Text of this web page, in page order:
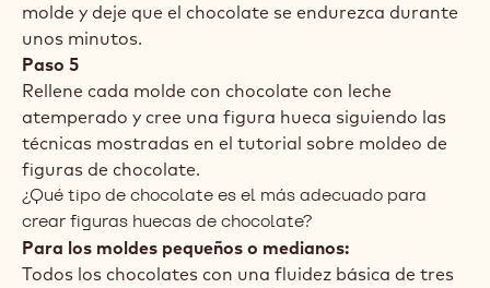
molde y deje que el chocolate se endurezca durante
unos minutos.
Paso 5
Rellene cada molde con chocolate con leche
atemperado y cree una figura hueca siguiendo las
técnicas mostradas en el tutorial sobre moldeo de
figuras de chocolate.
¿Qué tipo de chocolate es el más adecuado para
crear figuras huecas de chocolate?
Para los moldes pequeños o medianos:
Todos los chocolates con una fluidez básica de tres